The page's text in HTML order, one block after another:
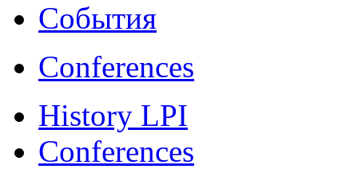
События
Conferences
History LPI
Conferences